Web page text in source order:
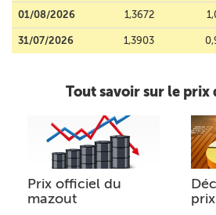
01/08/2026 1,3672
31/07/2026 1,3903
Tout savoir sur le prix
Prix officiel du
mazout